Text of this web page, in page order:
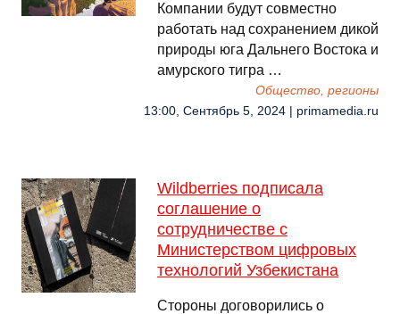
Компании будут совместно
работать над сохранением дикой
природы юга Дальнего Востока и
амурского тигра …
Общество, регионы
13:00, Сентябрь 5, 2024 | primamedia.ru
Wildberries подписала
соглашение о
сотрудничестве с
Министерством цифровых
технологий Узбекистана
Стороны договорились о